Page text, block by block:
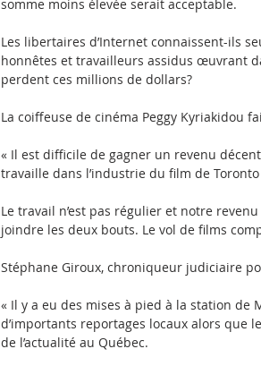
somme moins élevée serait acceptable.
Les libertaires d’Internet connaissent-ils
honnêtes et travailleurs assidus œuvrant
perdent ces millions de dollars?
La coiffeuse de cinéma Peggy Kyriakidou
« Il est difficile de gagner un revenu
travaille dans l’industrie du film de
Le travail n’est pas régulier et notre
joindre les deux bouts. Le vol de films
Stéphane Giroux, chroniqueur judiciaire
« Il y a eu des mises à pied à la station
d’importants reportages locaux alors que
de l’actualité au Québec.